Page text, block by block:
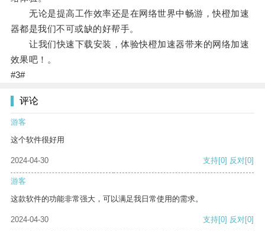
无论是提高工作效率还是在网络世界中畅游，快橙加速
器都是我们不可或缺的好帮手。
让我们快速下载安装，体验快橙加速器带来的网络加速
效果吧！。
#3#
评论
游客
这个软件很好用
2024-04-30 支持[0] 反对[0]
游客
这款软件的功能非常强大，可以满足我日常使用的需求。
2024-04-30 支持[0] 反对[0]